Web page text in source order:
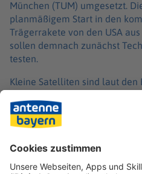
München (TUM) umgesetzt.
planmäßigem Start in den
Trägerrakete von den USA
sollen demnach zunächst
testen.
Kleine Satelliten sind laut
bei der Platzierung in der
die Satelliten, desto günstiger
Erste Bilder aus dem All zu
Danach werde über einen